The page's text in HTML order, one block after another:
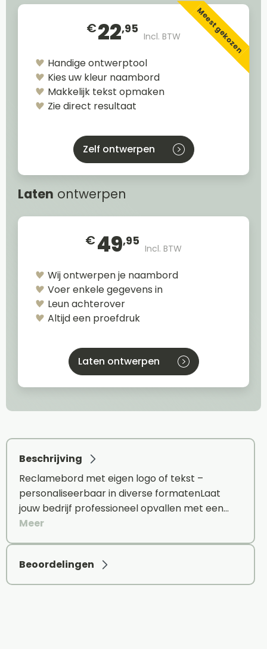
€22,95
Incl. BTW Meest gekozen
Handige ontwerptool
Kies uw kleur naambord
Makkelijk tekst opmaken
Zie direct resultaat
Zelf ontwerpen
Laten ontwerpen
€49,95
Incl. BTW
Wij ontwerpen je naambord
Voer enkele gegevens in
Leun achterover
Altijd een proefdruk
Laten ontwerpen
Beschrijving
Reclamebord met eigen logo of tekst –
personaliseerbaar in diverse formatenLaat
jouw bedrijf professioneel opvallen met een…
Meer
Beoordelingen